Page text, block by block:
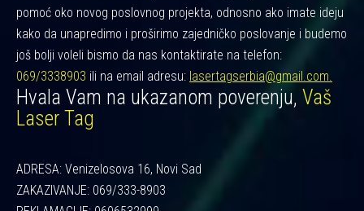
pomoć oko novog poslovnog projekta, odnosno ako imate ideju
kako da unapredimo i proširimo zajedničko poslovanje i budemo
još bolji voleli bismo da nas kontaktirate na telefon:
069/3338903 ili na email adresu: lasertagserbia@gmail.com.
Hvala Vam na ukazanom poverenju, Vaš
Laser Tag
ADRESA: Venizelosova 16, Novi Sad
ZAKAZIVANJE: 069/333-8903